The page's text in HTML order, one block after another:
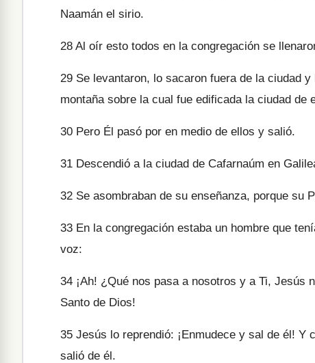
Naamán el sirio.
28 Al oír esto todos en la congregación se
29 Se levantaron, lo sacaron fuera de la ciudad
montaña sobre la cual fue edificada la ciudad de
30 Pero Él pasó por en medio de ellos y salió.
31 Descendió a la ciudad de Cafarnaúm en
32 Se asombraban de su enseñanza, porque su
33 En la congregación estaba un hombre que
voz:
34 ¡Ah! ¿Qué nos pasa a nosotros y a Ti, Jesús
Santo de Dios!
35 Jesús lo reprendió: ¡Enmudece y sal de él! Y
salió de él.